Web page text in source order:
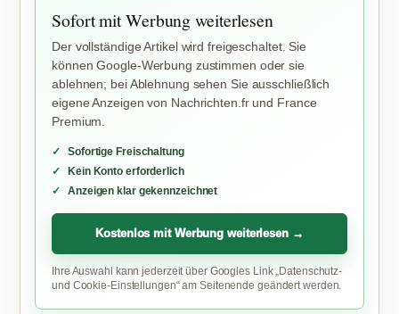
Sofort mit Werbung weiterlesen
Der vollständige Artikel wird freigeschaltet. Sie
können Google-Werbung zustimmen oder sie
ablehnen; bei Ablehnung sehen Sie ausschließlich
eigene Anzeigen von Nachrichten.fr und France
Premium.
Sofortige Freischaltung
Kein Konto erforderlich
Anzeigen klar gekennzeichnet
Kostenlos mit Werbung weiterlesen →
Ihre Auswahl kann jederzeit über Googles Link „Datenschutz-
und Cookie-Einstellungen“ am Seitenende geändert werden.